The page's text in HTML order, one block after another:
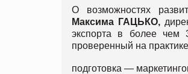
О возможностях
Максима ГАЦЬКО,
экспорта в более чем
проверенный на
подготовка —